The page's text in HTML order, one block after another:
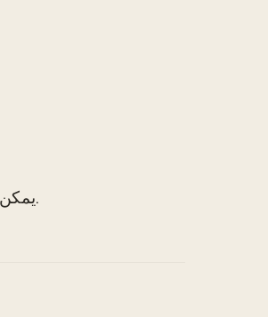
يمكن استخدام هذا المبلغ المتبقي للادخار، أو الاستثمارات، أو سداد الديون.